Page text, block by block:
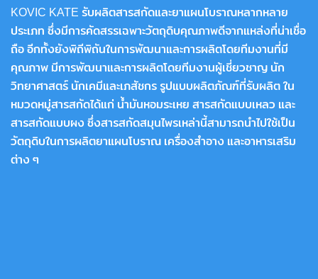
KOVIC KATE รับผลิตสารสกัดและยาแผนโบราณหลากหลาย
ประเภท ซึ่งมีการคัดสรรเฉพาะวัตถุดิบคุณภาพดีจากแหล่งที่น่าเชื่อ
ถือ อีกทั้งยังพิถีพิถันในการพัฒนาและการผลิตโดยทีมงานที่มี
คุณภาพ มีการพัฒนาและการผลิตโดยทีมงานผู้เชี่ยวชาญ นัก
วิทยาศาสตร์ นักเคมีและเภสัชกร รูปแบบผลิตภัณฑ์ที่รับผลิต ใน
หมวดหมู่สารสกัดได้แก่ น้ำมันหอมระเหย สารสกัดแบบเหลว และ
สารสกัดแบบผง ซึ่งสารสกัดสมุนไพรเหล่านี้สามารถนำไปใช้เป็น
วัตถุดิบในการผลิตยาแผนโบราณ เครื่องสำอาง และอาหารเสริม
ต่าง ๆ